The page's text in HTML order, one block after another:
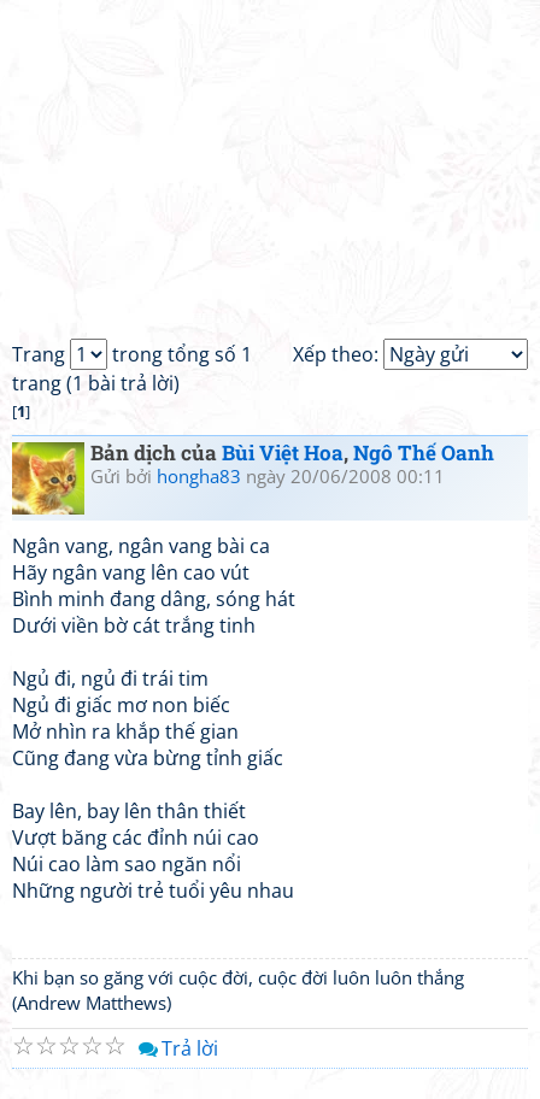
Xếp theo:
Trang
trong tổng số 1
trang (1 bài trả lời)
[1]
Bản dịch củaBùi Việt Hoa,Ngô Thế Oanh
Gửi bởi hongha83 ngày 20/06/2008 00:11
Ngân vang, ngân vang bài ca
Hãy ngân vang lên cao vút
Bình minh đang dâng, sóng hát
Dưới viền bờ cát trắng tinh
Ngủ đi, ngủ đi trái tim
Ngủ đi giấc mơ non biếc
Mở nhìn ra khắp thế gian
Cũng đang vừa bừng tỉnh giấc
Bay lên, bay lên thân thiết
Vượt băng các đỉnh núi cao
Núi cao làm sao ngăn nổi
Những người trẻ tuổi yêu nhau
Khi bạn so găng với cuộc đời, cuộc đời luôn luôn thắng
(Andrew Matthews)
☆
☆
☆
☆
☆ Trả lời